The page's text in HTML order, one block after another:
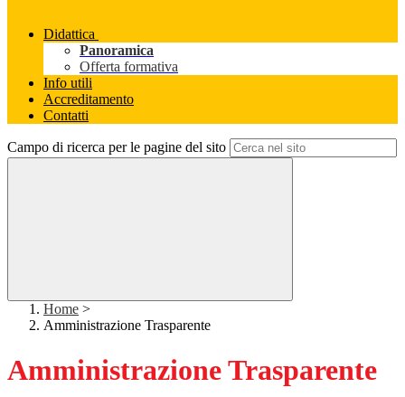
Didattica
Panoramica
Offerta formativa
Info utili
Accreditamento
Contatti
Campo di ricerca per le pagine del sito
Home >
Amministrazione Trasparente
Amministrazione Trasparente